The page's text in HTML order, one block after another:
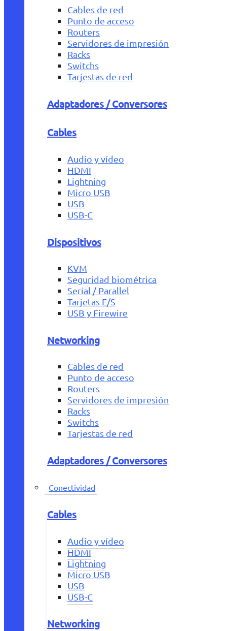
Cables de red
Punto de acceso
Routers
Servidores de impresión
Racks
Switchs
Tarjestas de red
Adaptadores / Conversores
Cables
Audio y vídeo
HDMI
Lightning
Micro USB
USB
USB-C
Dispositivos
KVM
Seguridad biométrica
Serial / Parallel
Tarjetas E/S
USB y Firewire
Networking
Cables de red
Punto de acceso
Routers
Servidores de impresión
Racks
Switchs
Tarjestas de red
Adaptadores / Conversores
Conectividad
Cables
Audio y vídeo
HDMI
Lightning
Micro USB
USB
USB-C
Networking